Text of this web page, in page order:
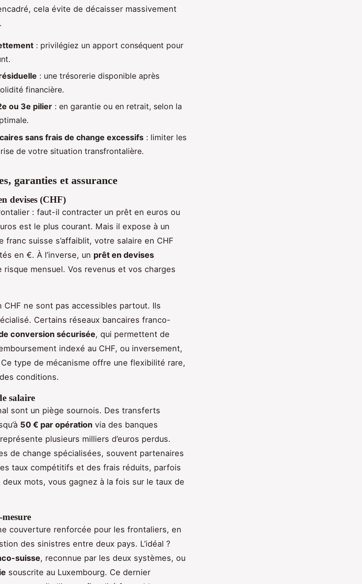
cela évite de décaisser massivement
: privilégiez un apport conséquent pour
: une trésorerie disponible après
financière.
ou 3e pilier : en garantie ou en retrait, selon la
sans frais de change excessifs : limiter les
de votre situation transfrontalière.
garanties et assurance
devises (CHF)
: faut-il contracter un prêt en euros ou
est le plus courant. Mais il expose à un
suisse s’affaiblit, votre salaire en CHF
en €. À l’inverse, un prêt en devises
risque mensuel. Vos revenus et vos charges
ne sont pas accessibles partout. Ils
Certains réseaux bancaires franco-
conversion sécurisée, qui permettent de
indexé au CHF, ou inversement,
type de mécanisme offre une flexibilité rare,
conditions.
salaire
sont un piège sournois. Des transferts
50 € par opération via des banques
plusieurs milliers d’euros perdus.
de change spécialisées, souvent partenaires
taux compétitifs et des frais réduits, parfois
mots, vous gagnez à la fois sur le taux de
couverture renforcée pour les frontaliers, en
des sinistres entre deux pays. L’idéal ?
suisse, reconnue par les deux systèmes, ou
souscrite au Luxembourg. Ce dernier